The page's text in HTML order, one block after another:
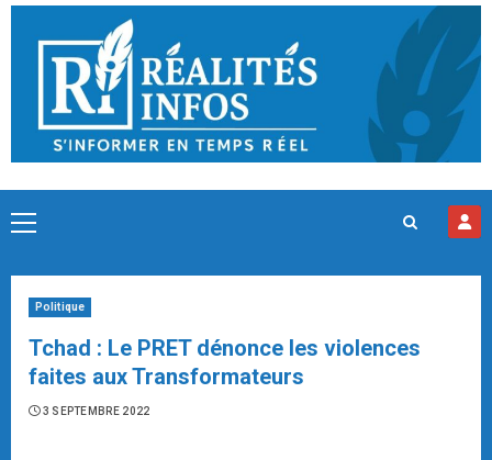
Skip
content
Primary
Politique
Tchad : Le PRET dénonce les violences
faites aux Transformateurs
3 SEPTEMBRE 2022